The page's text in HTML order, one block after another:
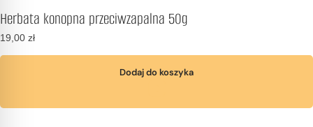
Herbata konopna przeciwzapalna 50g
19,00 zł
Dodaj do koszyka